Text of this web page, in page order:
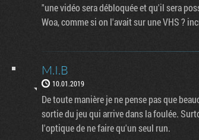
"une vidéo sera débloquée et qu'il sera
Woa, comme si on l'avait sur une VHS ?
M.I.B
10.01.2019
De toute manière je ne pense pas que
sortie du jeu qui arrive dans la foulée.
l'optique de ne faire qu'un seul run.